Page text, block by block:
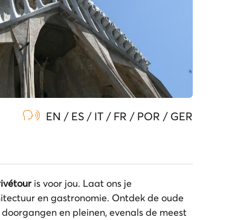
EN / ES / IT / FR / POR / GER
is voor jou. Laat ons je
en gastronomie. Ontdek de oude
doorgangen en pleinen, evenals de meest